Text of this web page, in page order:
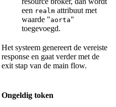
een realm attribuut met
waarde "aorta"
toegevoegd.
Het systeem genereert de vereiste
response en gaat verder met de
exit stap van de main flow.
Ongeldig token